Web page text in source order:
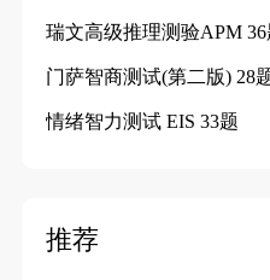
瑞文高级推理测验APM 36
门萨智商测试(第二版) 28
情绪智力测试 EIS 33题
推荐